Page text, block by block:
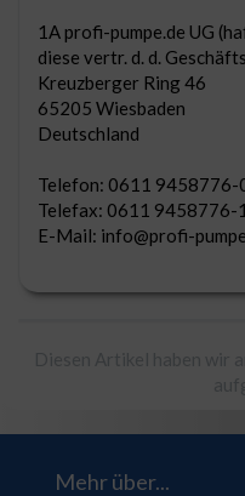
1A profi-pumpe.de UG
diese vertr. d. d.
Kreuzberger Ring 46
65205 Wiesbaden
Deutschland
Telefon: 0611 9458776-
Telefax: 0611 9458776-
E-Mail: info@profi-
Mehr über...